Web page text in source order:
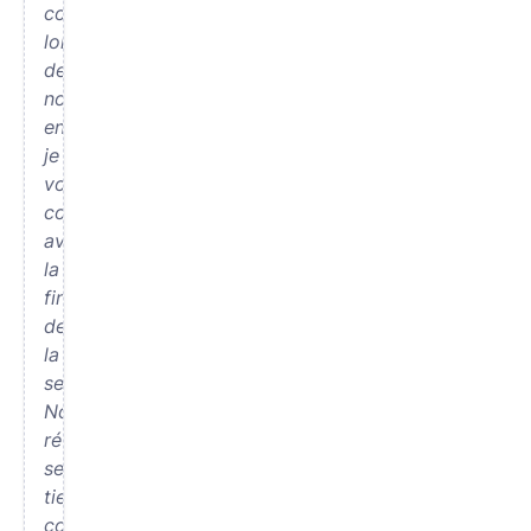
convenu
lors
de
notre
entretien,
je
vous
contacterai
avant
la
fin
de
la
semaine.
Notre
réunion
se
tiendra,
comme